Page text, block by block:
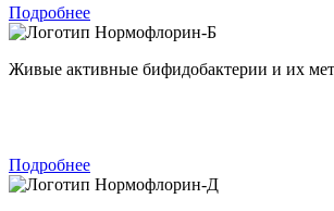
Подробнее
Нормофлорин-Б
Живые активные бифидобактерии и их
Подробнее
Нормофлорин-Д